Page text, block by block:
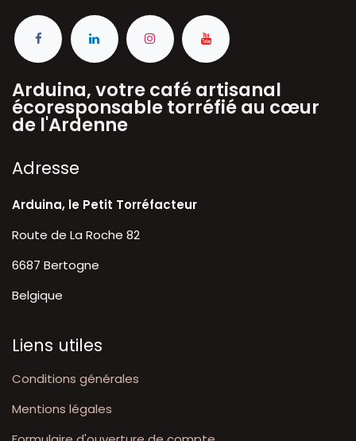
Arduina, votre café artisanal
écoresponsable torréfié au cœur
de l'Ardenne
A​dresse
Arduina, le Petit Torréfacteur
Route de La Roche 82
6687 Bertogne
Belgique
Liens utiles
Conditions générales
Mentions légales